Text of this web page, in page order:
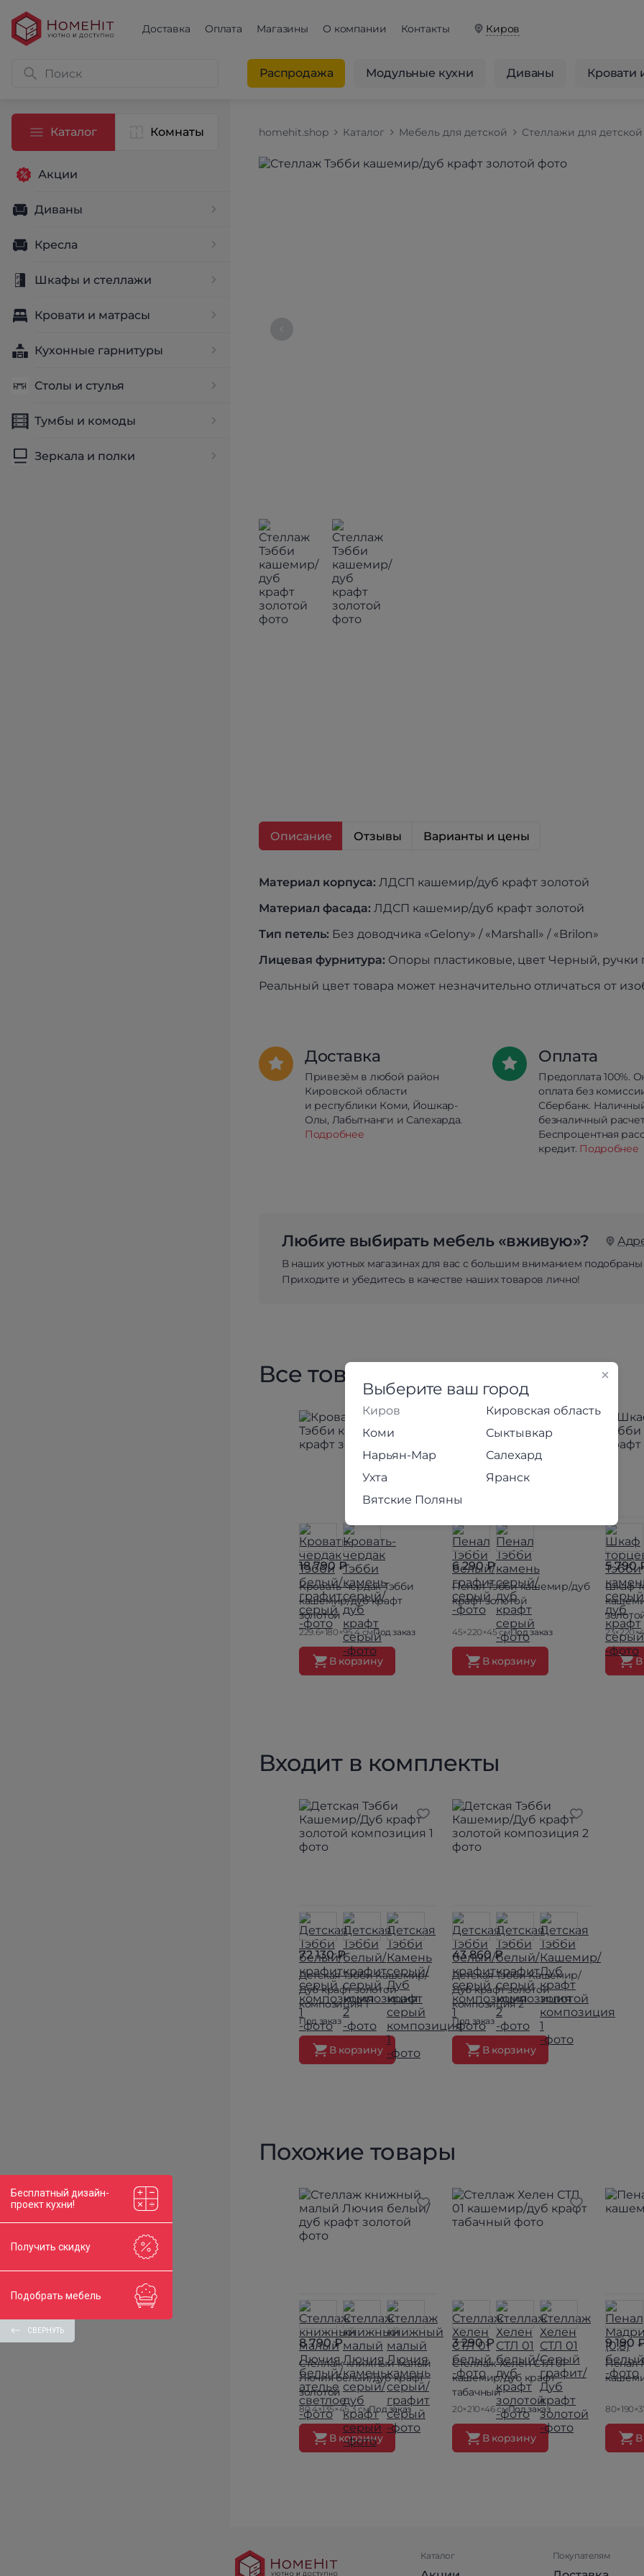
Доставка Оплата Магазины О компании Контакты Киров
Распродажа Модульные кухни Диваны Кровати
Каталог Комнаты
Акции
Диваны
Кресла
Шкафы и стеллажи
Кровати и матрасы
Кухонные гарнитуры
Столы и стулья
Тумбы и комоды
Зеркала и полки
homehit.shop Каталог Мебель для детской Стеллажи для детской
Описание Отзывы Варианты и цены
Материал корпуса: ЛДСП кашемир/дуб крафт золотой
Материал фасада: ЛДСП кашемир/дуб крафт золотой
Тип петель: Без доводчика «Gelony» / «Marshall» / «Brilon»
Лицевая фурнитура: Опоры пластиковые, цвет Черный, ручки
Реальный цвет товара может незначительно отличаться от
Доставка
Привезём в любой район
Кировской области
и республики Коми, Йошкар-
Олы, Лабытнанги и Салехарда.
Подробнее
Оплата
Предоплата 100%.
оплата без
Сбербанк.
безналичный
Беспроцентная
кредит. Подробнее
Любите выбирать мебель «вживую»?
В наших уютных магазинах для вас с большим вниманием
Приходите и убедитесь в качестве наших товаров лично!
Все товары коллекции
18 790 ₽
Кровать-чердак Тэбби
кашемир/дуб крафт
золотой
229.6×180×95.4 смПод заказ
В корзину
6 290 ₽
Пенал Тэбби кашемир/дуб
крафт золотой
45×220×45 смПод заказ
В корзину
5 790
Шкаф
Входит в комплекты
72 130 ₽
Детская Тэбби Кашемир/
Дуб крафт золотой
композиция 1
Под заказ
В корзину
43 860 ₽
Детская Тэбби Кашемир/
Дуб крафт золотой
композиция 2
Под заказ
В корзину
Похожие товары
8 790 ₽
Стеллаж книжный малый
Лючия белый/дуб крафт
золотой
80.4×135×45.3 смПод заказ
В корзину
3 290 ₽
Стеллаж Хелен СТЛ 01
кашемир/дуб крафт
табачный
20×210×46 смПод заказ
В корзину
9 190
Пенал
Выберите ваш город
Киров
Кировская область
Коми
Сыктывкар
Нарьян-Мар
Салехард
Ухта
Яранск
Вятские Поляны
Каталог Покупателям
Бесплатный дизайн-
проект кухни!
Получить скидку
Подобрать мебель
СВЕРНУТЬ